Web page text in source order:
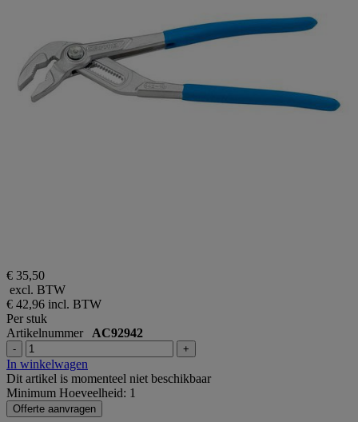
€ 35,50
excl. BTW
€ 42,96 incl. BTW
Per stuk
Artikelnummer AC92942
- +
In winkelwagen
Dit artikel is momenteel niet beschikbaar
Minimum Hoeveelheid: 1
Offerte aanvragen